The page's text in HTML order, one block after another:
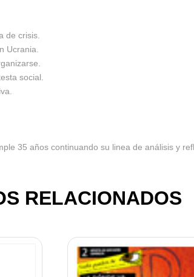
de crisis.
Ucrania.
social.
35 años continuando su linea de análisis y
RELACIONADOS